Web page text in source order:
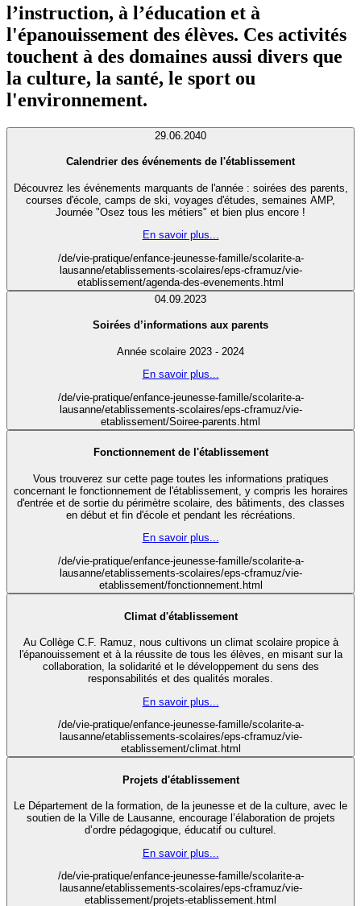
l’instruction, à l’éducation et à
l'épanouissement des élèves. Ces activités
touchent à des domaines aussi divers que
la culture, la santé, le sport ou
l'environnement.
29.06.2040
Calendrier des événements de l'établissement
Découvrez les événements marquants de l'année : soirées des parents,
courses d'école, camps de ski, voyages d'études, semaines AMP,
Journée "Osez tous les métiers" et bien plus encore !
En savoir plus...
/de/vie-pratique/enfance-jeunesse-famille/scolarite-a-
lausanne/etablissements-scolaires/eps-cframuz/vie-
etablissement/agenda-des-evenements.html
04.09.2023
Soirées d’informations aux parents
Année scolaire 2023 - 2024
En savoir plus...
/de/vie-pratique/enfance-jeunesse-famille/scolarite-a-
lausanne/etablissements-scolaires/eps-cframuz/vie-
etablissement/Soiree-parents.html
Fonctionnement de l'établissement
Vous trouverez sur cette page toutes les informations pratiques
concernant le fonctionnement de l'établissement, y compris les horaires
d'entrée et de sortie du périmètre scolaire, des bâtiments, des classes
en début et fin d'école et pendant les récréations.
En savoir plus...
/de/vie-pratique/enfance-jeunesse-famille/scolarite-a-
lausanne/etablissements-scolaires/eps-cframuz/vie-
etablissement/fonctionnement.html
Climat d'établissement
Au Collège C.F. Ramuz, nous cultivons un climat scolaire propice à
l'épanouissement et à la réussite de tous les élèves, en misant sur la
collaboration, la solidarité et le développement du sens des
responsabilités et des qualités morales.
En savoir plus...
/de/vie-pratique/enfance-jeunesse-famille/scolarite-a-
lausanne/etablissements-scolaires/eps-cframuz/vie-
etablissement/climat.html
Projets d'établissement
Le Département de la formation, de la jeunesse et de la culture, avec le
soutien de la Ville de Lausanne, encourage l’élaboration de projets
d’ordre pédagogique, éducatif ou culturel.
En savoir plus...
/de/vie-pratique/enfance-jeunesse-famille/scolarite-a-
lausanne/etablissements-scolaires/eps-cframuz/vie-
etablissement/projets-etablissement.html